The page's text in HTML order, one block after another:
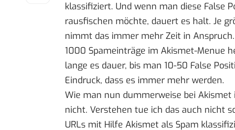
klassifiziert. Und wenn man diese False
rausfischen möchte, dauert es halt. Je
nimmt das immer mehr Zeit in
1000 Spameinträge im Akismet-Menue
lange es dauer, bis man 10-50 False
Eindruck, dass es immer mehr werden.
Wie man nun dummerweise bei
nicht. Verstehen tue ich das auch nicht
URLs mit Hilfe Akismet als Spam